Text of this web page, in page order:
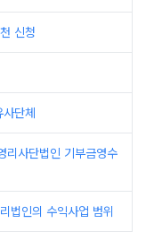
신청
단체
리사단법인 기부금영수
법인의 수익사업 범위